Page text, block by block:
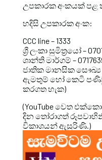
උපකාරක අංකයක් පළ
හදිසි උපකාරක අංක:
CCC line – 1333
ශ්‍රී ලංකා සුමිත්‍රයෝ –
ශාන්ති මාර්ගම් –
ජාතික මානසික සෞඛ්‍ය
ඇමතුම් හෝ කෙටි
කරගත හැක)
(YouTube වෙත
දින තෝරාගත් රූපවාහිනී
විකාශයන් ඇසුරිණි.)